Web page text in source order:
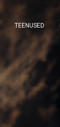
TEENUSED